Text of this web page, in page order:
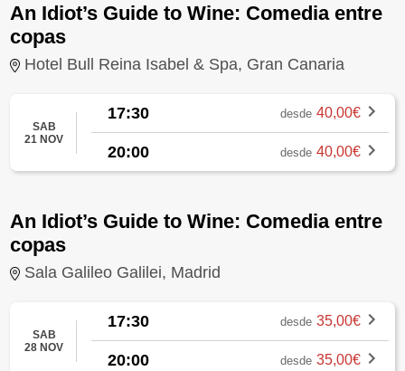
An Idiot’s Guide to Wine: Comedia entre
copas
Hotel Bull Reina Isabel & Spa, Gran Canaria
SAB
21 NOV
17:30 desde 40,00€
20:00 desde 40,00€
An Idiot’s Guide to Wine: Comedia entre
copas
Sala Galileo Galilei, Madrid
SAB
28 NOV
17:30 desde 35,00€
20:00 desde 35,00€